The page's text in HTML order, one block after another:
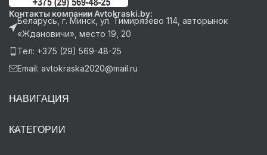
Контакты компании Avtokraski.by:
Беларусь, г. Минск, ул. Тимирязево 114, авторынок
«Ждановичи», место 19, 20
Тел: +375 (29) 569-48-25
Email: avtokraska2020@mail.ru
НАВИГАЦИЯ
КАТЕГОРИИ